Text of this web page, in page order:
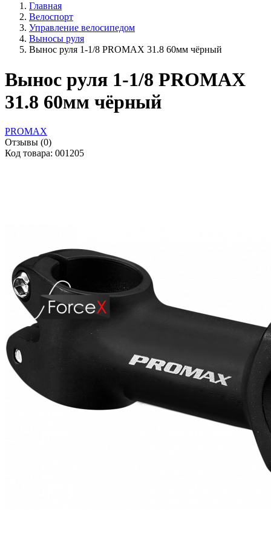
Главная
Велоспорт
Управление велосипедом
Выносы руля
Вынос руля 1-1/8 PROMAX 31.8 60мм чёрный
Вынос руля 1-1/8 PROMAX
31.8 60мм чёрный
PROMAX
Отзывы (0)
Код товара: 001205